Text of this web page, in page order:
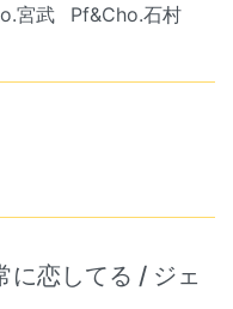
宮武
Pf&Cho.石村
に恋してる / ジェ